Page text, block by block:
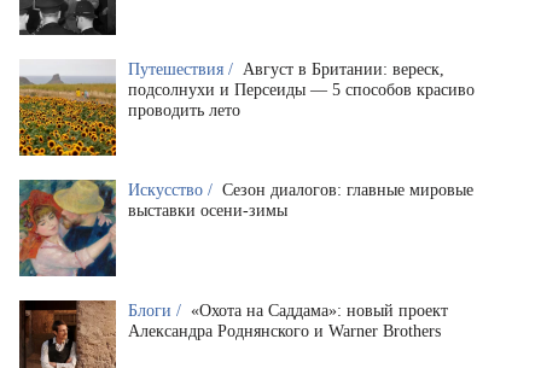
Путешествия / Август в Британии: вереск,
подсолнухи и Персеиды — 5 способов красиво
проводить лето
Искусство / Сезон диалогов: главные мировые
выставки осени-зимы
Блоги / «Охота на Саддама»: новый проект
Александра Роднянского и Warner Brothers